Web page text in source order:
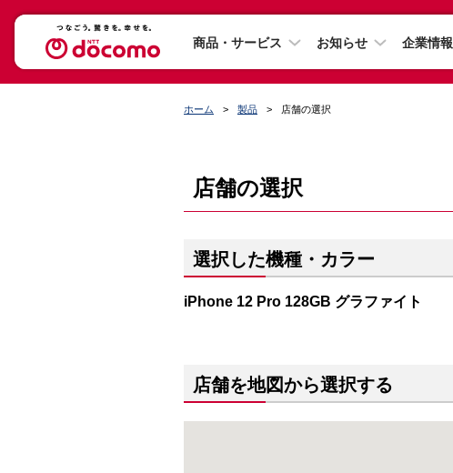
商品・サービス お知らせ 企業情報
ホーム 製品 店舗の選択
店舗の選択
選択した機種・カラー
iPhone 12 Pro 128GB グラファイト
店舗を地図から選択する